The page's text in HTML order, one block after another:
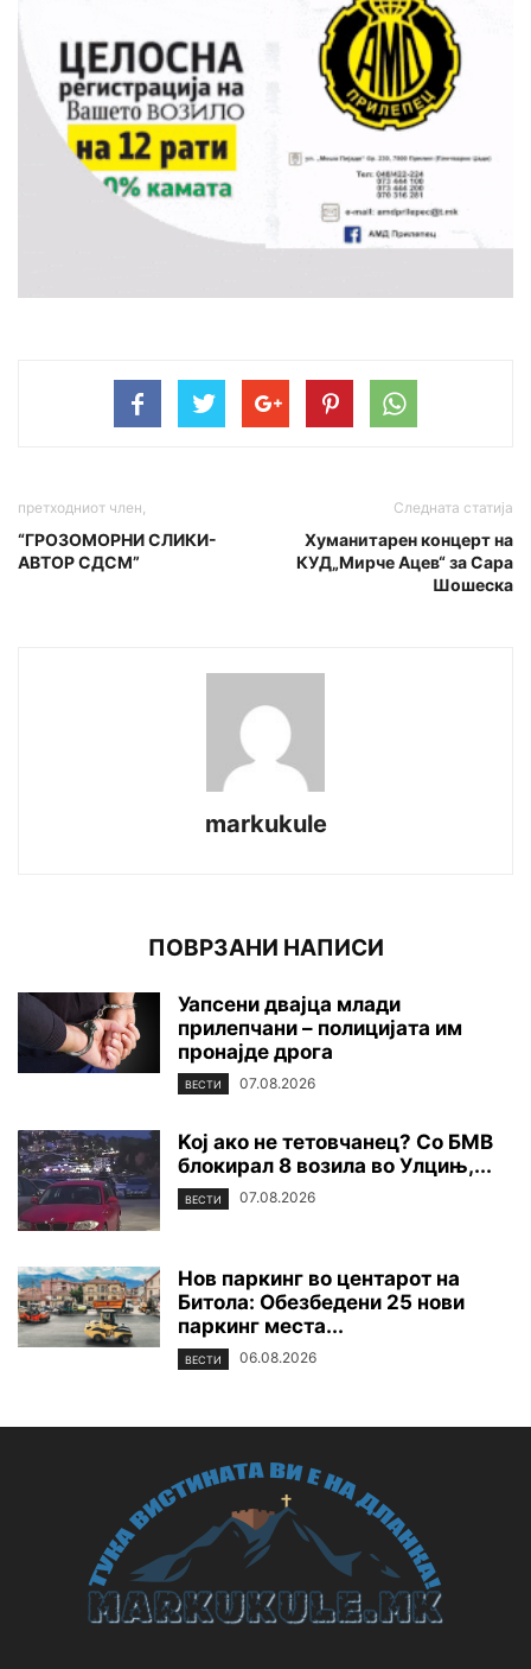
претходниот член,
“ГРОЗОМОРНИ СЛИКИ-
АВТОР СДСМ”
Следната статија
Хуманитарен концерт на
КУД„Мирче Ацев“ за Сара
Шошеска
markukule
ПОВРЗАНИ НАПИСИ
Уапсени двајца млади
прилепчани – полицијата им
пронајде дpoга
ВЕСТИ 07.08.2026
Koj ако не тетовчанец? Со БМВ
блокирал 8 возила во Улцињ,...
ВЕСТИ 07.08.2026
Нов паркинг во центарот на
Битола: Обезбедени 25 нови
паркинг места...
ВЕСТИ 06.08.2026